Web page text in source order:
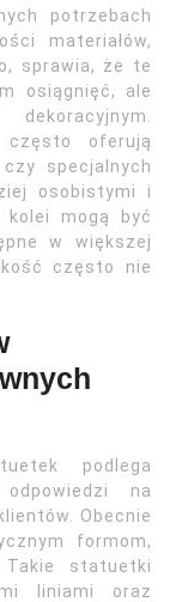
potrzebach
materiałów,
sprawia, że te
osiągnięć, ale
często oferują
specjalnych
osobistymi i
kolei mogą być
w większej
często nie
podlega
na
Obecnie
formom,
statuetki
liniami oraz